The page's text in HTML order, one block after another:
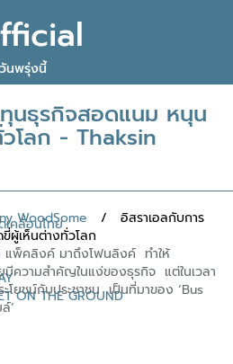
นพรุ่งนี้
เคลื่อนไทย
ON THE GROUND
นธุรกิจสอดแนม หนุน
โลก - Thaksin
WoodSome / อิสราเอลกับการ
ผู้เห็นต่างทั่วโลก
พ็คลิงค์ มาถึงโฟนลิงค์ ทำให้
ความสำคัญในแง่ของธุรกิจ แต่ในเวลา
โยชน์กับประชาชน เป็นที่มาของ ‘Bus
’